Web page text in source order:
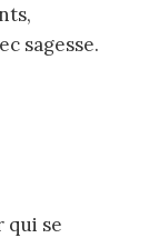
sagesse.
qui se